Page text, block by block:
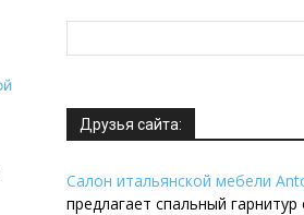
Друзья сайта:
Салон итальянской мебели
предлагает спальный гарнитур